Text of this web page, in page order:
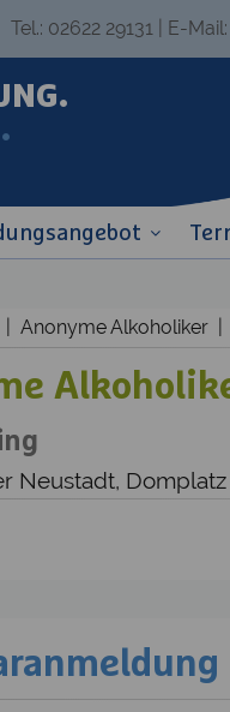
Tel.: 02622 29131 | E-Mail:
| Anonyme Alkoholiker |
Neustadt,